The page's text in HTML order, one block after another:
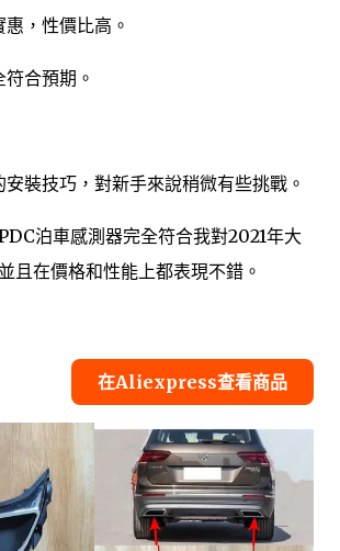
，性價比高。
合預期。
安裝技巧，對新手來說稍微有些挑戰。
泊車感測器完全符合我對2021年大
且在價格和性能上都表現不錯。
在Aliexpress查看商品